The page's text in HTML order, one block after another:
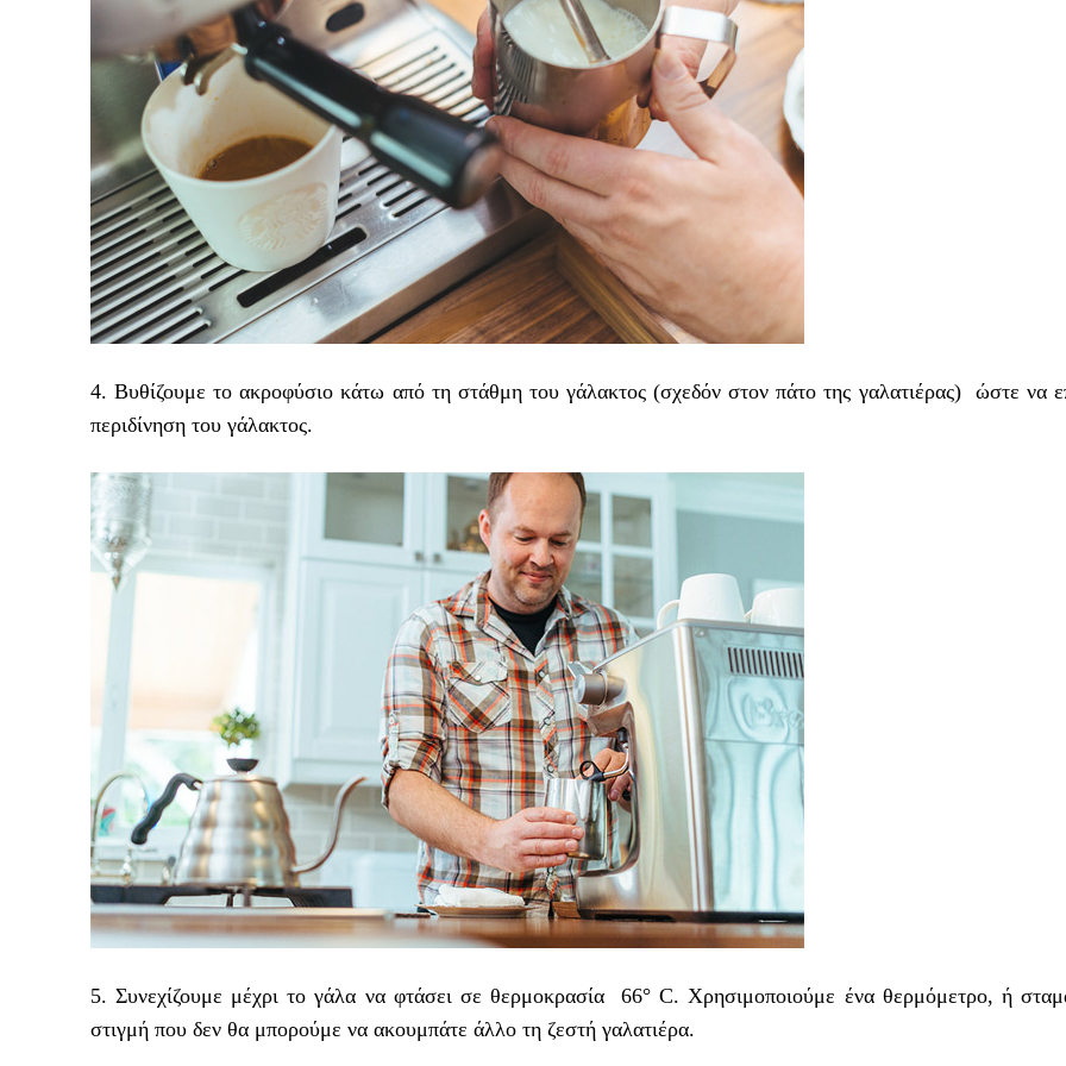
4. Βυθίζουμε το ακροφύσιο κάτω από τη στάθμη του γάλακτος (σχεδόν στον πάτο της γαλατιέρας) ώστε να
περιδίνηση του γάλακτος.
5. Συνεχίζουμε μέχρι το γάλα να φτάσει σε θερμοκρασία 66° C. Χρησιμοποιούμε ένα θερμόμετρο, ή
στιγμή που δεν θα μπορούμε να ακουμπάτε άλλο τη ζεστή γαλατιέρα.